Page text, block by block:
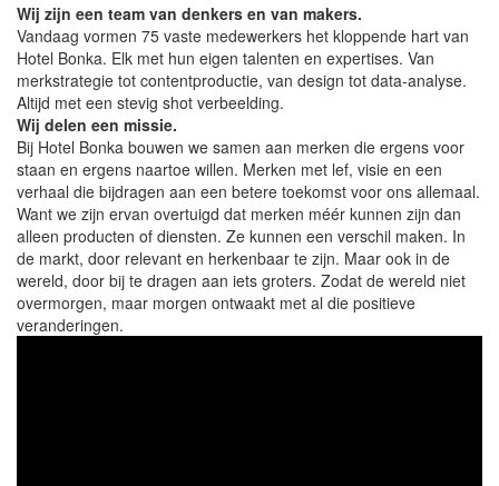
Wij zijn een team van denkers en van makers.
Vandaag vormen 75 vaste medewerkers het kloppende hart van
Hotel Bonka. Elk met hun eigen talenten en expertises. Van
merkstrategie tot contentproductie, van design tot data-analyse.
Altijd met een stevig shot verbeelding.
Wij delen een missie.
Bij Hotel Bonka bouwen we samen aan merken die ergens voor
staan en ergens naartoe willen. Merken met lef, visie en een
verhaal die bijdragen aan een betere toekomst voor ons allemaal.
Want we zijn ervan overtuigd dat merken méér kunnen zijn dan
alleen producten of diensten. Ze kunnen een verschil maken. In
de markt, door relevant en herkenbaar te zijn. Maar ook in de
wereld, door bij te dragen aan iets groters. Zodat de wereld niet
overmorgen, maar morgen ontwaakt met al die positieve
veranderingen.